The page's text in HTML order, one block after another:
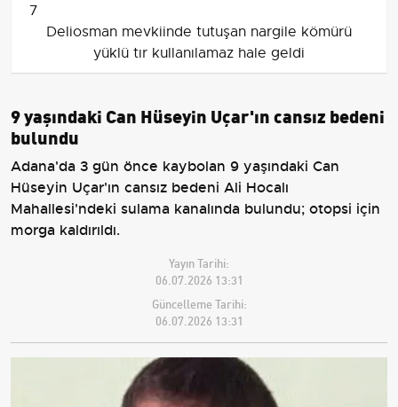
7
Deliosman mevkiinde tutuşan nargile kömürü
yüklü tır kullanılamaz hale geldi
9 yaşındaki Can Hüseyin Uçar'ın cansız bedeni
bulundu
Adana'da 3 gün önce kaybolan 9 yaşındaki Can
Hüseyin Uçar'ın cansız bedeni Ali Hocalı
Mahallesi'ndeki sulama kanalında bulundu; otopsi için
morga kaldırıldı.
Yayın Tarihi:
06.07.2026 13:31
Güncelleme Tarihi:
06.07.2026 13:31